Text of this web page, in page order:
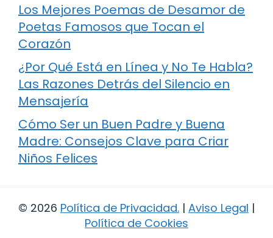
Los Mejores Poemas de Desamor de
Poetas Famosos que Tocan el
Corazón
¿Por Qué Está en Línea y No Te Habla?
Las Razones Detrás del Silencio en
Mensajería
Cómo Ser un Buen Padre y Buena
Madre: Consejos Clave para Criar
Niños Felices
© 2026 Política de Privacidad. | Aviso Legal |
Política de Cookies